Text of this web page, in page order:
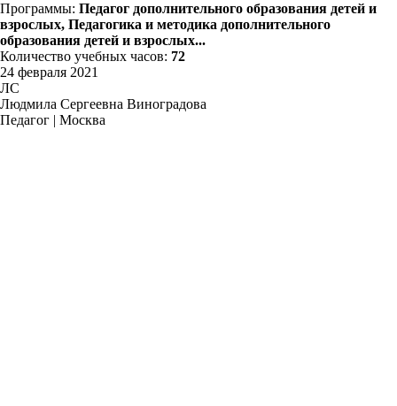
Программы: Педагог дополнительного образования детей и
взрослых, Педагогика и методика дополнительного
образования детей и взрослых...
Количество учебных часов: 72
24 февраля 2021
ЛС
Людмила Сергеевна Виноградова
Педагог | Москва